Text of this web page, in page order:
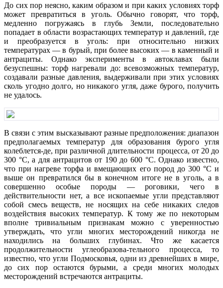
До сих пор неясно, каким образом и при каких условиях торф
может превратиться в уголь. Обычно говорят, что торф,
медленно погружаясь в глубь Земли, последовательно
попадает в области возрастающих температур и давлений, где
и преобразуется в уголь: при относительно низких
температурах — в бурый, при более высоких — в каменный и
антрациты. Однако эксперименты в автоклавах были
безуспешны: торф нагревали до: всевозможных температур,
создавали разные давления, выдерживали при этих условиях
сколь угодно долго, но никакого угля, даже бурого, получить
не удалось.
В связи с этим высказывают разные предположения: диапазон
предполагаемых температур для образования бурого угля
колеблется-де, при различной длительности процесса, от 20 до
300 °С, а для антрацитов от 190 до 600 °С. Однако известно,
что при нагреве торфа и вмещающих его пород до 300 °С и
выше он превратился бы в конечном итоге не в уголь, а в
совершенно особые породы — роговики, чего в
действительности нет, а все ископаемые угли представляют
собой смесь веществ, не носящих на себе никаких следов
воздействия высоких температур. К тому же по некоторым
вполне тривиальным признакам можно с уверенностью
утверждать, что угли многих месторождений никогда не
находились на больших глубинах. Что же касается
продолжительности углеобразова-тельного процесса, то
известно, что угли Подмосковья, одни из древнейших в мире,
до сих пор остаются бурыми, а среди многих молодых
месторождений встречаются антрациты.